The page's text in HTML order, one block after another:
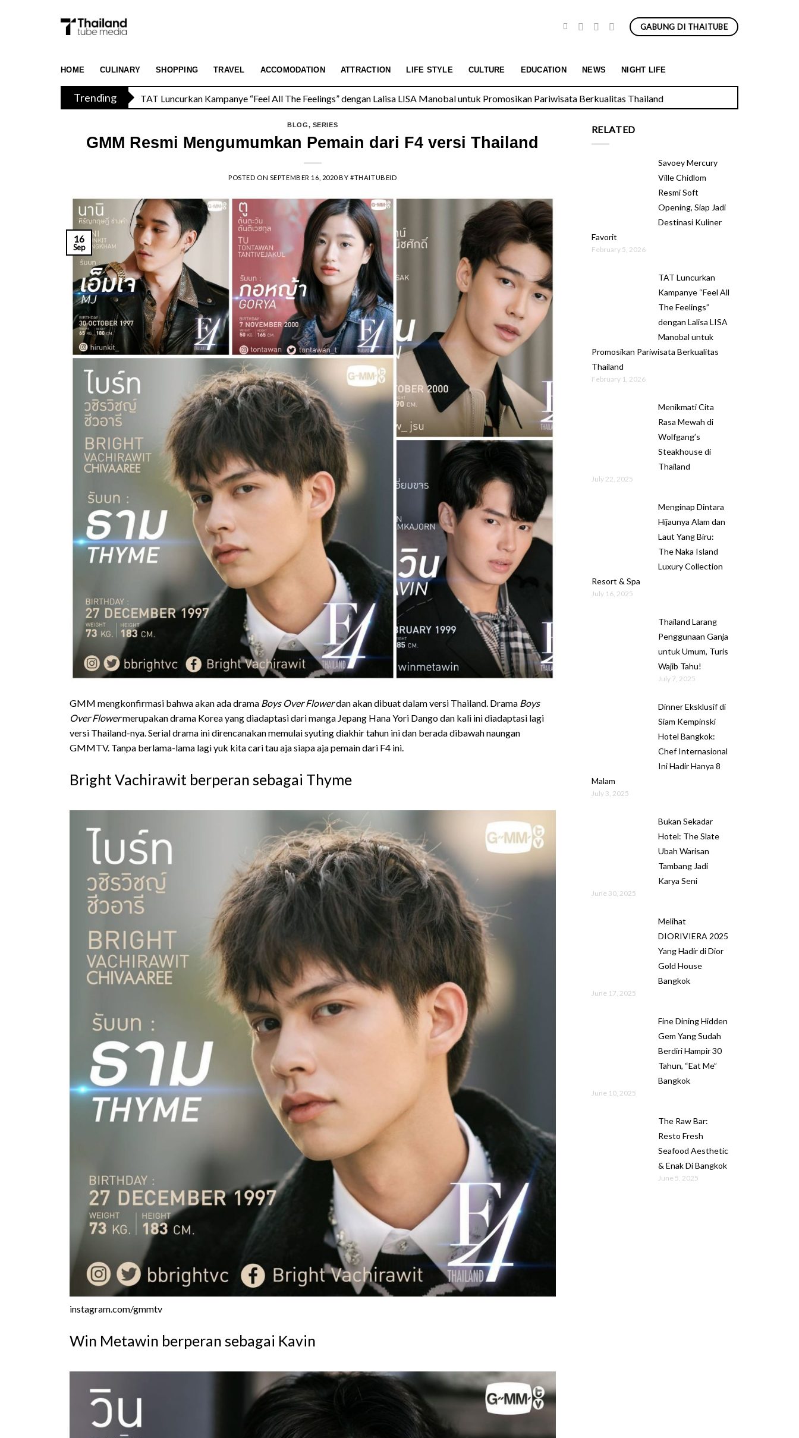
content
GABUNG DI THAITUBE
HOME CULINARY SHOPPING TRAVEL ACCOMODATION ATTRACTION LIFE STYLE CULTURE EDUCATION NEWS NIGHT LIFE
Trending Menikmati Cita Rasa Mewah di Wolfgang’s Steakhouse di Thailand
BLOG, SERIES
GMM Resmi Mengumumkan Pemain dari F4 versi Thailand
POSTED ON SEPTEMBER 16, 2020BY#THAITUBEID
16
Sep
GMM mengkonfirmasi bahwa akan ada drama Boys Over Flowerdan akan dibuat dalam versi Thailand. Drama Boys
Over Flowermerupakan drama Korea yang diadaptasi dari manga Jepang Hana Yori Dango dan kali ini diadaptasi lagi
versi Thailand-nya. Serial drama ini direncanakan memulai syuting diakhir tahun ini dan berada dibawah naungan
GMMTV. Tanpa berlama-lama lagi yuk kita cari tau aja siapa aja pemain dari F4 ini.
Bright Vachirawit berperan sebagai Thyme
instagram.com/gmmtv
Win Metawin berperan sebagai Kavin
RELATED
Savoey Mercury
Ville Chidlom
Resmi Soft
Opening, Siap Jadi
Destinasi Kuliner
Favorit
February 5, 2026
TAT Luncurkan
Kampanye “Feel All
The Feelings”
dengan Lalisa LISA
Manobal untuk
Promosikan Pariwisata Berkualitas
Thailand
February 1, 2026
Menikmati Cita
Rasa Mewah di
Wolfgang’s
Steakhouse di
Thailand
July 22, 2025
Menginap Dintara
Hijaunya Alam dan
Laut Yang Biru:
The Naka Island
Luxury Collection
Resort & Spa
July 16, 2025
Thailand Larang
Penggunaan Ganja
untuk Umum, Turis
Wajib Tahu!
July 7, 2025
Dinner Eksklusif di
Siam Kempinski
Hotel Bangkok:
Chef Internasional
Ini Hadir Hanya 8
Malam
July 3, 2025
Bukan Sekadar
Hotel: The Slate
Ubah Warisan
Tambang Jadi
Karya Seni
June 30, 2025
Melihat
DIORIVIERA 2025
Yang Hadir di Dior
Gold House
Bangkok
June 17, 2025
Fine Dining Hidden
Gem Yang Sudah
Berdiri Hampir 30
Tahun, “Eat Me”
Bangkok
June 10, 2025
The Raw Bar:
Resto Fresh
Seafood Aesthetic
& Enak Di Bangkok
June 5, 2025